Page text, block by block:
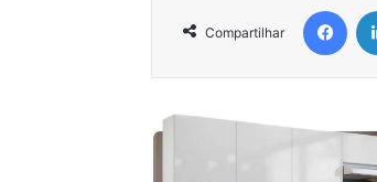
Compartilhar